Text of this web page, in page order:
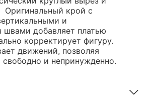
Оригинальный крой с
и
швами добавляет платью
корректирует фигуру.
движений, позволяя
свободно и непринужденно.